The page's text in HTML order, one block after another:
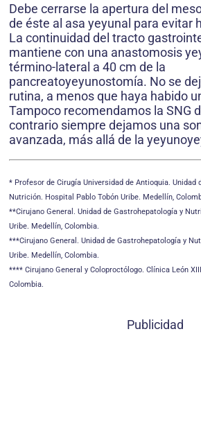
Debe cerrarse la apertura del
de éste al asa yeyunal para evitar
La continuidad del tracto
mantiene con una anastomosis
término-lateral a 40 cm de la
pancreatoyeyunostomía. No se
rutina, a menos que haya habido
Tampoco recomendamos la SNG
contrario siempre dejamos una
avanzada, más allá de la
* Profesor de Cirugía Universidad de Antioquia. Unidad
Nutrición. Hospital Pablo Tobón Uribe. Medellín,
**Cirujano General. Unidad de Gastrohepatología y
Uribe. Medellín, Colombia.
***Cirujano General. Unidad de Gastrohepatología y
Uribe. Medellín, Colombia.
**** Cirujano General y Coloproctólogo. Clínica León
Colombia.
Publicidad